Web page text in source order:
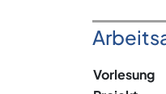
Vorlesung